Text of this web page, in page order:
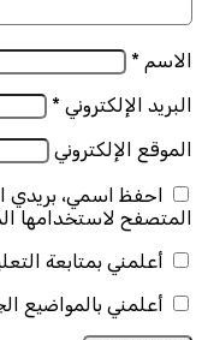
الاسم *
البريد الإلكتروني *
الموقع الإلكتروني
احفظ اسمي، بريدي
المتصفح لاستخدامها
أعلمني بمتابعة
أعلمني بالمواضيع